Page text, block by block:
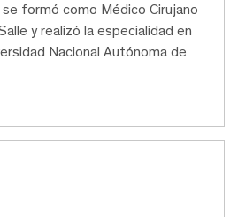
formó como Médico Cirujano
y realizó la especialidad en
Nacional Autónoma de